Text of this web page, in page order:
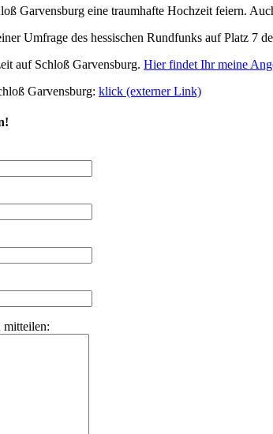
Garvensburg eine traumhafte Hochzeit feiern.
Umfrage des hessischen Rundfunks auf Platz 7
auf Schloß Garvensburg. Hier findet Ihr meine
Garvensburg: klick (externer Link)